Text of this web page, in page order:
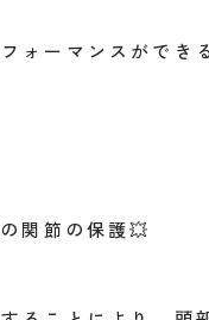
ォーマンスができ
関節の保護💥